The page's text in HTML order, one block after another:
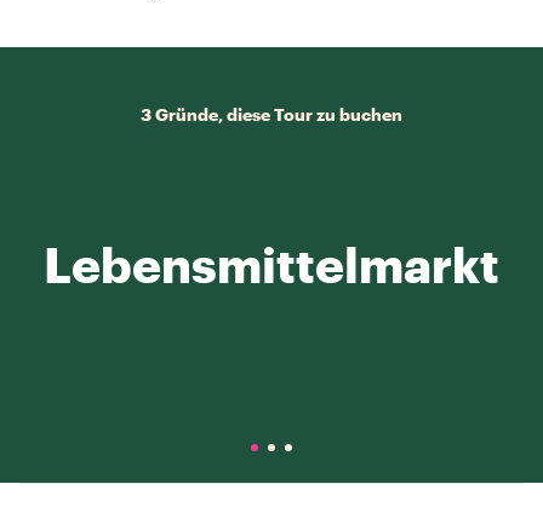
3 Gründe, diese Tour zu buchen
Lebensmittelmarkt